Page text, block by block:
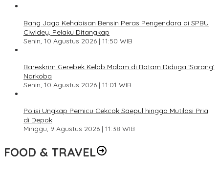
Bang Jago Kehabisan Bensin Peras Pengendara di SPBU
Ciwidey, Pelaku Ditangkap
Senin, 10 Agustus 2026 | 11:50 WIB
Bareskrim Gerebek Kelab Malam di Batam Diduga ‘Sarang’
Narkoba
Senin, 10 Agustus 2026 | 11:01 WIB
Polisi Ungkap Pemicu Cekcok Saepul hingga Mutilasi Pria
di Depok
Minggu, 9 Agustus 2026 | 11:38 WIB
FOOD & TRAVEL